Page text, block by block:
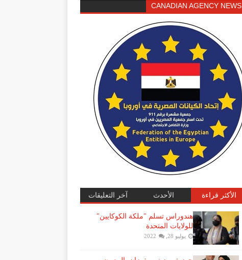
CANADIAN AGENCY NEWS
الأكثر قراءة الأحدث آخر التعليقات
هندوراس تسلم "ملكة الكوكايين"
للولايات المتحدة
يوليو 28, 2022